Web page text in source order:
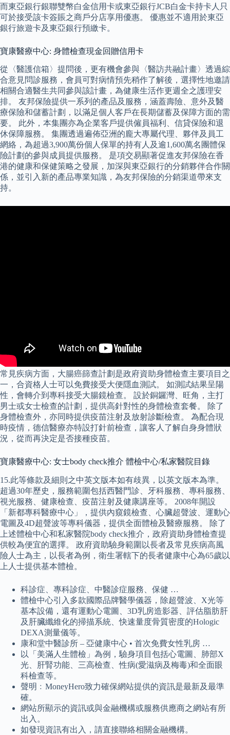
而東亞銀行銀聯雙幣白金信用卡或東亞銀行JCB白金卡持卡人只
可於接受該卡簽賬之商戶分店享用優惠。 優惠並不適用於東亞
銀行旅遊卡及東亞銀行預繳卡。
寶康醫療中心: 身體檢查現金回贈信用卡
從〈醫護信箱〉提問後，更有機會參與〈醫訪共融計畫〉透過綜
合意見問診服務，會員可對病情預先稍作了解後，選擇性地邀請
相關合適醫生共同參與該計畫，為健康生活作更週全之護理安
排。 友邦保險提供一系列的產品及服務，涵蓋壽險、意外及醫
療保險和儲蓄計劃，以滿足個人客戶在長期儲蓄及保障方面的需
要。 此外，本集團亦為企業客戶提供僱員福利、信貸保險和退
休保障服務。 集團透過遍佈亞洲的龐大專屬代理、夥伴及員工
網絡，為超過3,900萬份個人保單的持有人及逾1,600萬名團體保
險計劃的參與成員提供服務。 是項交易顯著促進友邦保險在香
港的健康和保健策略之發展，加深與東亞銀行的分銷夥伴合作關
係，並引入新的產品專業知識，為友邦保險的分銷渠道帶來支
持。
常見疾病方面，大腸癌篩查計劃是政府資助身體檢查主要項目之
一，合資格人士可以免費接受大便隱血測試。 如測試結果呈陽
性，會轉介到專科接受大腸鏡檢查。 設於銅鑼灣、旺角，主打
男士或女士檢查的計劃，提供高針對性的身體檢查套餐。 除了
身體檢查外，亦同時提供疫苗注射及放射診斷檢查。 為配合現
時疫情，德信醫療亦特設打針前檢查，讓客人了解自身身體狀
況，從而再決定是否接種疫苗。
寶康醫療中心: 女士body check推介 體檢中心/私家醫院目錄
15.此等條款及細則之中英文版本如有歧異，以英文版本為準。
超過30年歷史，服務範圍包括西醫門診、牙科服務、專科服務、
視光服務、健康檢查、疫苗注射及健康講座等。 2008年開設
「新都專科醫療中心」，提供內窺鏡檢查、心臟超聲波、運動心
電圖及4D超聲波等專科儀器，提供全面體檢及醫療服務。 除了
上述體檢中心和私家醫院body check推介，政府資助身體檢查提
供較為便宜的選擇。 政府資助驗身範圍以長者及常見疾病高風
險人士為主，以長者為例，衛生署轄下的長者健康中心為65歲以
上人士提供基本體檢。
科診症、專科診症、中醫診症服務、保健 …
體檢中心引入多款國際品牌醫學儀器，除超聲波、X光等
基本設備，還有運動心電圖、3D乳房造影器、評估脂肪肝
及肝臟纖維化的掃描系統、快速量度骨質密度的Hologic
DEXA測量儀等。
康和堂中醫診所 – 亞健康中心 • 首次免費女性乳房 …
以「美滿人生體檢」為例，驗身項目包括心電圖、肺部X
光、肝腎功能、三高檢查、性病(愛滋病及梅毒)和全面眼
科檢查等。
聲明﹕MoneyHero致力確保網站提供的資訊是最新及最準
確。
網站所顯示的資訊或與金融機構或服務供應商之網站有所
出入。
如發現資訊有出入，請直接聯絡相關金融機構。